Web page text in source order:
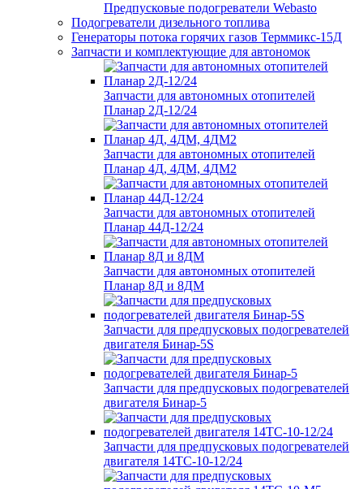
Предпусковые подогреватели Webasto
Подогреватели дизельного топлива
Генераторы потока горячих газов Терммикс-15Д
Запчасти и комплектующие для автономок
Запчасти для автономных отопителей
Планар 2Д-12/24
Запчасти для автономных отопителей
Планар 4Д, 4ДМ, 4ДМ2
Запчасти для автономных отопителей
Планар 44Д-12/24
Запчасти для автономных отопителей
Планар 8Д и 8ДМ
Запчасти для предпусковых подогревателей
двигателя Бинар-5S
Запчасти для предпусковых подогревателей
двигателя Бинар-5
Запчасти для предпусковых подогревателей
двигателя 14ТС-10-12/24